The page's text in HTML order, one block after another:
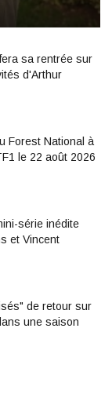
sa rentrée sur
d'Arthur
Forest National à
le 22 août 2026
série inédite
et Vincent
de retour sur
une saison